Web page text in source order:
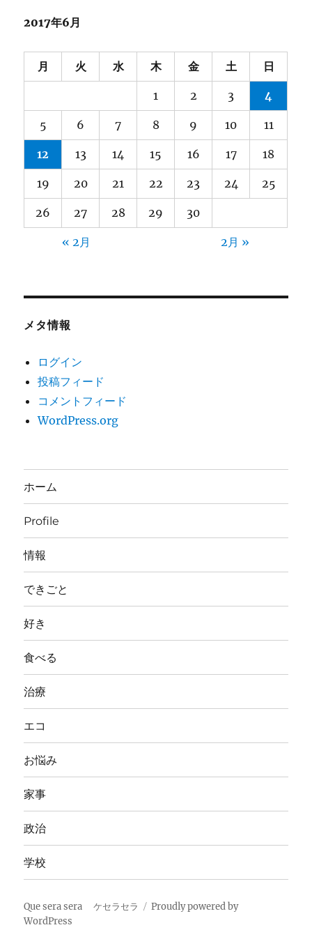
ー
2017年6月
月 火 水 木 金 土 日
1 2 3 4
5 6 7 8 9 10 11
12 13 14 15 16 17 18
19 20 21 22 23 24 25
26 27 28 29 30
« 2月 2月 »
メタ情報
ログイン
投稿フィード
コメントフィード
WordPress.org
ホーム
Profile
情報
できごと
好き
食べる
治療
エコ
お悩み
家事
政治
学校
Que sera sera ケセラセラ
Proudly powered by
WordPress